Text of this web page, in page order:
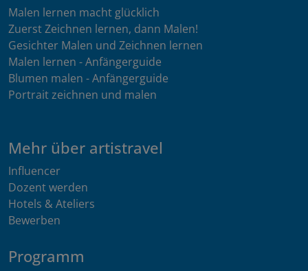
Malen lernen macht glücklich
Zuerst Zeichnen lernen, dann Malen!
Gesichter Malen und Zeichnen lernen
Malen lernen - Anfängerguide
Blumen malen - Anfängerguide
Portrait zeichnen und malen
Mehr über artistravel
Influencer
Dozent werden
Hotels & Ateliers
Bewerben
Programm